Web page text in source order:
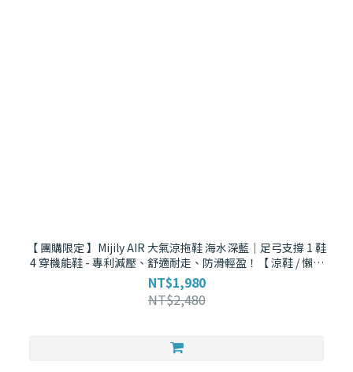
【 團購限定 】Mijily AIR 大氣涼拖鞋 海水深藍｜足弓支撐 1 鞋
4 穿機能鞋 - 專利減壓、舒適耐走、防滑輕盈！【 涼鞋 / 懶人
拖 / 羅馬拖 / 拖鞋 】
NT$1,980
NT$2,480